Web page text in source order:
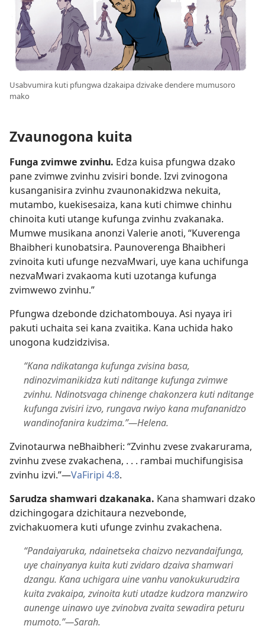
Usabvumira kuti pfungwa dzakaipa dzivake dendere mumusoro
mako
Zvaunogona kuita
Funga zvimwe zvinhu. Edza kuisa pfungwa dzako
pane zvimwe zvinhu zvisiri bonde. Izvi zvinogona
kusanganisira zvinhu zvaunonakidzwa nekuita,
mutambo, kuekisesaiza, kana kuti chimwe chinhu
chinoita kuti utange kufunga zvinhu zvakanaka.
Mumwe musikana anonzi Valerie anoti, “Kuverenga
Bhaibheri kunobatsira. Paunoverenga Bhaibheri
zvinoita kuti ufunge nezvaMwari, uye kana uchifunga
nezvaMwari zvakaoma kuti uzotanga kufunga
zvimwewo zvinhu.”
Pfungwa dzebonde dzichatombouya. Asi nyaya iri
pakuti uchaita sei kana zvaitika. Kana uchida hako
unogona kudzidzivisa.
“Kana ndikatanga kufunga zvisina basa,
ndinozvimanikidza kuti nditange kufunga zvimwe
zvinhu. Ndinotsvaga chinenge chakonzera kuti nditange
kufunga zvisiri izvo, rungava rwiyo kana mufananidzo
wandinofanira kudzima.”—Helena.
Zvinotaurwa neBhaibheri: “Zvinhu zvese zvakarurama,
zvinhu zvese zvakachena, . . . rambai muchifungisisa
zvinhu izvi.”—VaFiripi 4:8.
Sarudza shamwari dzakanaka. Kana shamwari dzako
dzichingogara dzichitaura nezvebonde,
zvichakuomera kuti ufunge zvinhu zvakachena.
“Pandaiyaruka, ndainetseka chaizvo nezvandaifunga,
uye chainyanya kuita kuti zvidaro dzaiva shamwari
dzangu. Kana uchigara uine vanhu vanokukurudzira
kuita zvakaipa, zvinoita kuti utadze kudzora manzwiro
aunenge uinawo uye zvinobva zvaita sewadira peturu
mumoto.”—Sarah.